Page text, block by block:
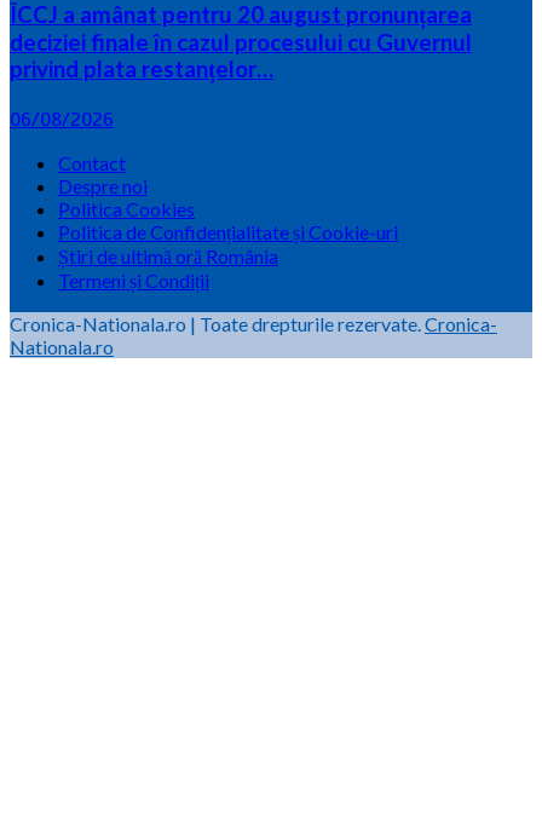
ÎCCJ a amânat pentru 20 august pronunțarea
deciziei finale în cazul procesului cu Guvernul
privind plata restanțelor…
06/08/2026
Contact
Despre noi
Politica Cookies
Politica de Confidențialitate și Cookie-uri
Știri de ultimă oră România
Termeni și Condiții
Cronica-Nationala.ro | Toate drepturile rezervate.Cronica-
Nationala.ro